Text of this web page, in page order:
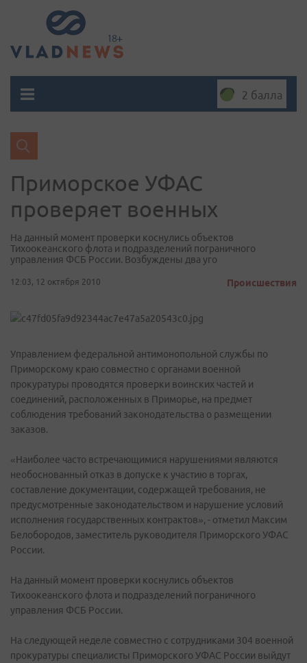
2 балла
Приморское УФАС
проверяет военных
На данный момент проверки коснулись объектов
Тихоокеанского флота и подразделений пограничного
управления ФСБ России. Возбуждены два уго
12:03, 12 октября 2010 Происшествия
Управлением федеральной антимонопольной службы по
Приморскому краю совместно с органами военной
прокуратуры проводятся проверки воинских частей и
соединений, расположенных в Приморье, на предмет
соблюдения требований законодательства о размещении
заказов.
«Наиболее часто встречающимися нарушениями являются
необоснованный отказ в допуске к участию в торгах,
составление документации, содержащей требования, не
предусмотренные законодательством и нарушение условий
исполнения государственных контрактов», - отметил Максим
Белобородов, заместитель руководителя Приморского УФАС
России.
На данный момент проверки коснулись объектов
Тихоокеанского флота и подразделений пограничного
управления ФСБ России.
На следующей неделе совместно с сотрудниками 304 военной
прокуратуры специалисты Приморского УФАС России выйдут